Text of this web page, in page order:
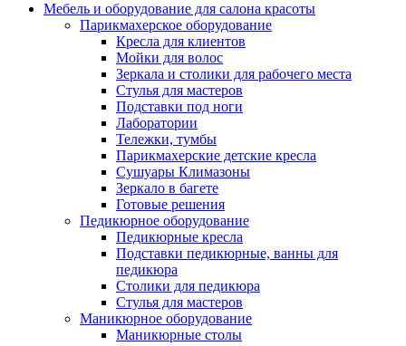
Мебель и оборудование для салона красоты
Парикмахерское оборудование
Кресла для клиентов
Мойки для волос
Зеркала и столики для рабочего места
Стулья для мастеров
Подставки под ноги
Лаборатории
Тележки, тумбы
Парикмахерские детские кресла
Сушуары Климазоны
Зеркало в багете
Готовые решения
Педикюрное оборудование
Педикюрные кресла
Подставки педикюрные, ванны для
педикюра
Столики для педикюра
Стулья для мастеров
Маникюрное оборудование
Маникюрные столы